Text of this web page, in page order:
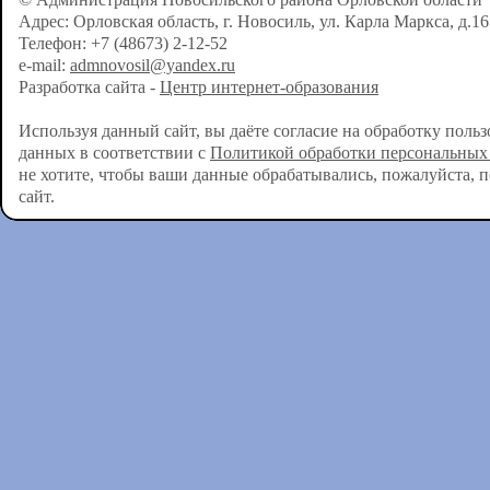
Адрес: Орловская область, г. Новосиль, ул. Карла Маркса, д.16
Телефон: +7 (48673) 2-12-52
e-mail: admnovosil@yandex.ru
Разработка сайта - Центр интернет-образования
Используя данный сайт, вы даёте согласие на обработку
данных в соответствии с Политикой обработки
не хотите, чтобы ваши данные обрабатывались, пожалуйста,
сайт.